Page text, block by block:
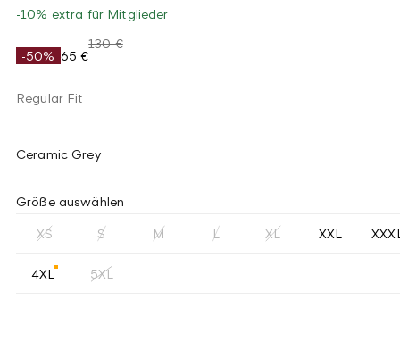
-10% extra für Mitglieder
-50% 65 €
130 €
Regular Fit
Ceramic Grey
Größe auswählen
XS S M L XL XXL
4XL 5XL